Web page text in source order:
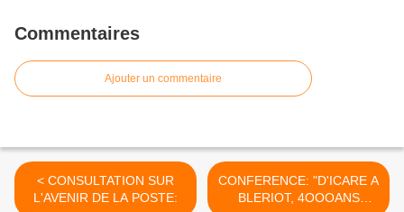
Commentaires
Ajouter un commentaire
< CONSULTATION SUR
L'AVENIR DE LA POSTE:
CONFERENCE: "D'ICARE A
BLERIOT, 4OOOANS